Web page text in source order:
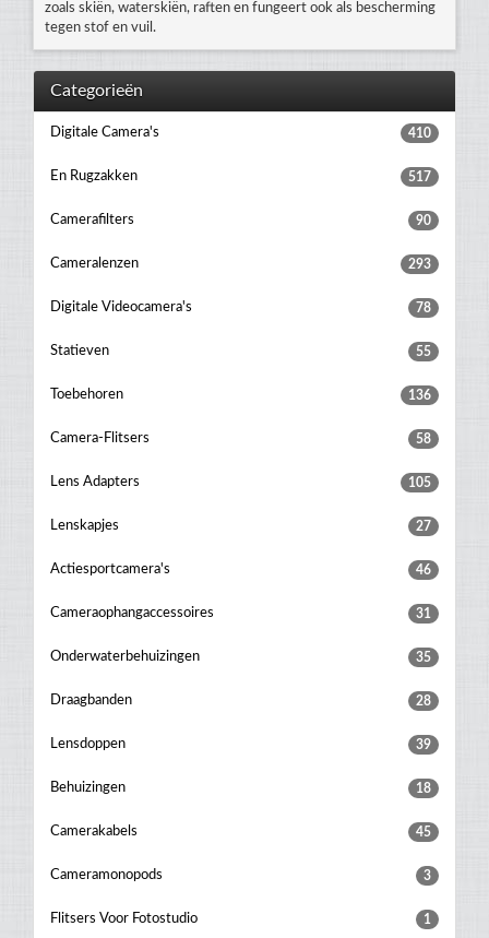
zoals skiën, waterskiën, raften en fungeert ook als bescherming
tegen stof en vuil.
Categorieën
Digitale Camera's 410
En Rugzakken 517
Camerafilters 90
Cameralenzen 293
Digitale Videocamera's 78
Statieven 55
Toebehoren 136
Camera-Flitsers 58
Lens Adapters 105
Lenskapjes 27
Actiesportcamera's 46
Cameraophangaccessoires 31
Onderwaterbehuizingen 35
Draagbanden 28
Lensdoppen 39
Behuizingen 18
Camerakabels 45
Cameramonopods 3
Flitsers Voor Fotostudio 1